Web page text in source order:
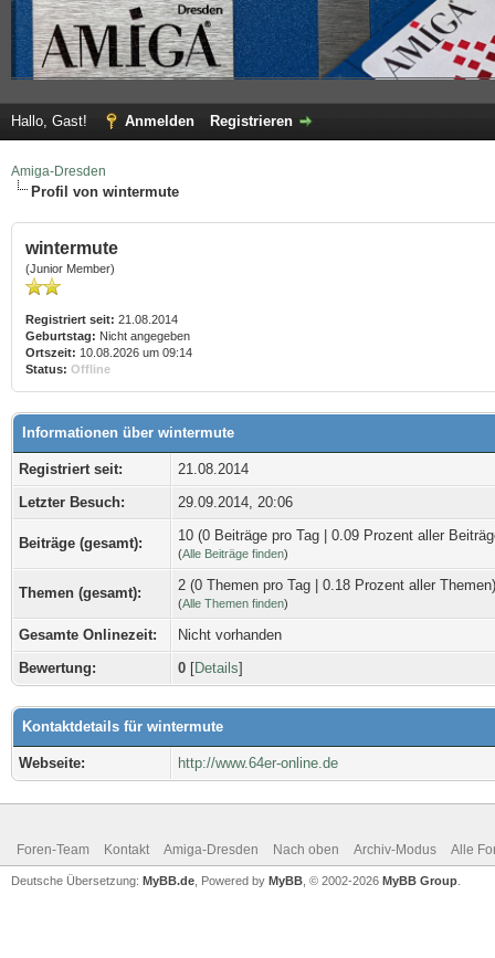
Hallo, Gast! Anmelden Registrieren
Amiga-Dresden
Profil von wintermute
wintermute
(Junior Member)
Registriert seit: 21.08.2014
Geburtstag: Nicht angegeben
Ortszeit: 10.08.2026 um 09:14
Status: Offline
Informationen über wintermute
Registriert seit:
21.08.2014
Letzter Besuch:
29.09.2014, 20:06
Beiträge (gesamt): 10 (0 Beiträge pro Tag | 0.09 Prozent aller
(Alle Beiträge finden)
Themen (gesamt): 2 (0 Themen pro Tag | 0.18 Prozent aller Themen)
(Alle Themen finden)
Gesamte Onlinezeit:
Nicht vorhanden
Bewertung:
0 [Details]
Kontaktdetails für wintermute
Webseite: http://www.64er-online.de
Foren-Team Kontakt Amiga-Dresden Nach oben Archiv-Modus Alle
Deutsche Übersetzung: MyBB.de , Powered by MyBB , © 2002-2026 MyBB Group